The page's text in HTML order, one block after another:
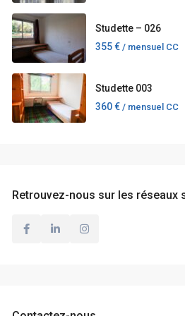
Studette – 026
355 € / mensuel CC
Studette 003
360 € / mensuel CC
Retrouvez-nous sur les réseaux